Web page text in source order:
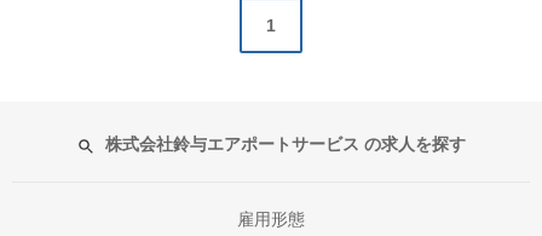
1
株式会社鈴与エアポートサービス の求人を探す
雇用形態